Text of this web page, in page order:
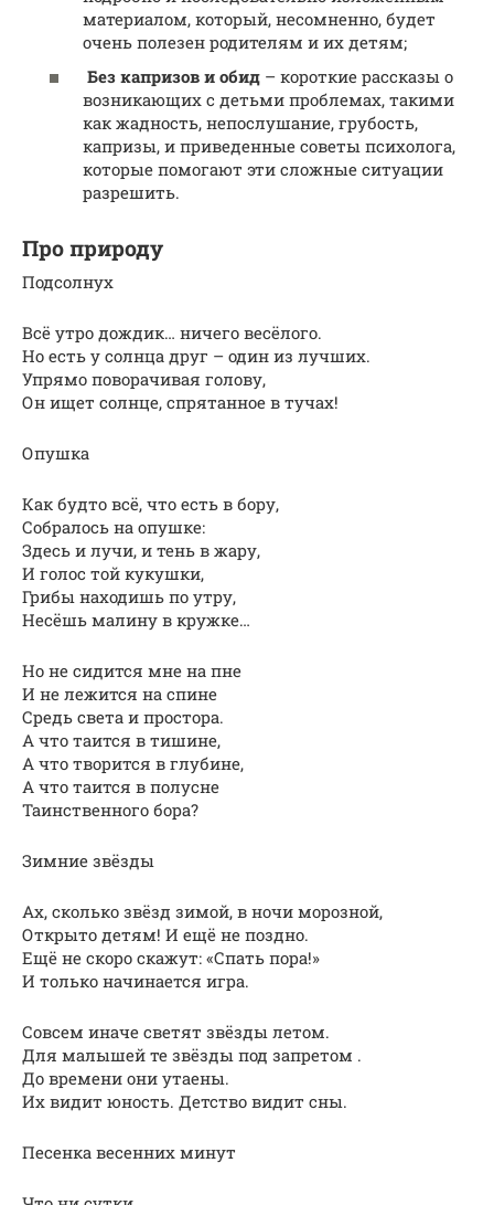
материалом, который, несомненно, будет
очень полезен родителям и их детям;
Без капризов и обид – короткие рассказы о
возникающих с детьми проблемах, такими
как жадность, непослушание, грубость,
капризы, и приведенные советы психолога,
которые помогают эти сложные ситуации
разрешить.
Про природу
Подсолнух
Всё утро дождик… ничего весёлого.
Но есть у солнца друг – один из лучших.
Упрямо поворачивая голову,
Он ищет солнце, спрятанное в тучах!
Опушка
Как будто всё, что есть в бору,
Собралось на опушке:
Здесь и лучи, и тень в жару,
И голос той кукушки,
Грибы находишь по утру,
Несёшь малину в кружке…
Но не сидится мне на пне
И не лежится на спине
Средь света и простора.
А что таится в тишине,
А что творится в глубине,
А что таится в полусне
Таинственного бора?
Зимние звёзды
Ах, сколько звёзд зимой, в ночи морозной,
Открыто детям! И ещё не поздно.
Ещё не скоро скажут: «Спать пора!»
И только начинается игра.
Совсем иначе светят звёзды летом.
Для малышей те звёзды под запретом .
До времени они утаены.
Их видит юность. Детство видит сны.
Песенка весенних минут